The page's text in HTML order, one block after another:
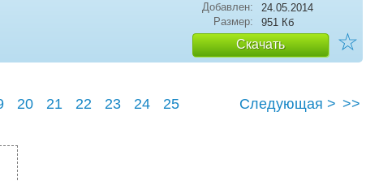
Добавлен:
24.05.2014
Размер:
951 Кб
Скачать ☆
20 21 22 23 24 25 Следующая > >>